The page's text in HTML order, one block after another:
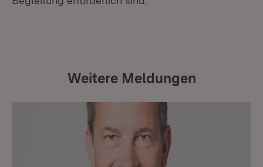
Weitere Meldungen